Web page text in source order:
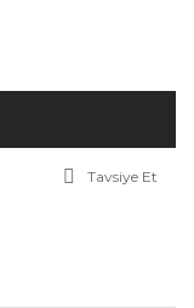
Tavsiye Et